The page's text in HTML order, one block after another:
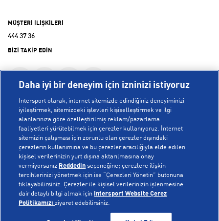
MÜŞTERİ İLİŞKİLERİ
444 37 36
BİZİ TAKİP EDİN
KURUMSAL
Hakkımızda
Mağazalarımız
Bilgi Toplumu Hizmetleri
Gizlilik Politikası
YARDIM
Sipariş Takibi
İptal & İade
POPÜLER KOLEKSİYONLAR
Daha iyi bir deneyim için izninizi istiyoruz
Intersport olarak, internet sitemizde edindiğiniz deneyiminizi
iyileştirmek, sitemizdeki işlevleri kişiselleştirmek ve ilgi
alanlarınıza göre özelleştirilmiş reklam/pazarlama
faaliyetleri yürütebilmek için çerezler kullanıyoruz. İnternet
sitemizin çalışması için zorunlu olan çerezler dışındaki
çerezlerin kullanımına ve bu çerezler aracılığıyla elde edilen
kişisel verilerinizin yurt dışına aktarılmasına onay
vermiyorsanız Reddedin seçeneğine; çerezlere ilişkin
tercihlerinizi yönetmek için ise “Çerezleri Yönetin” butonuna
tıklayabilirsiniz. Çerezler ile kişisel verilerinizin işlenmesine
dair detaylı bilgi almak için
Intersport Website Çerez
Politikamızıziyaret edebilirsiniz.